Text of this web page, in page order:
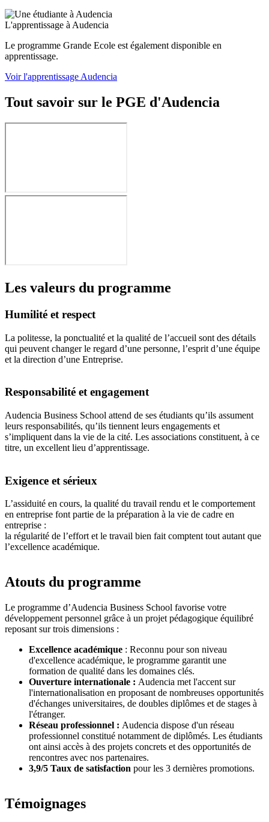
L'apprentissage à Audencia
Le programme Grande Ecole est également disponible en
apprentissage.
Voir l'apprentissage Audencia
Tout savoir sur le PGE d'Audencia
Les valeurs du programme
Humilité et respect
La politesse, la ponctualité et la qualité de l’accueil sont des détails
qui peuvent changer le regard d’une personne, l’esprit d’une équipe
et la direction d’une Entreprise.
Responsabilité et engagement
Audencia Business School attend de ses étudiants qu’ils assument
leurs responsabilités, qu’ils tiennent leurs engagements et
s’impliquent dans la vie de la cité. Les associations constituent, à ce
titre, un excellent lieu d’apprentissage.
Exigence et sérieux
L’assiduité en cours, la qualité du travail rendu et le comportement
en entreprise font partie de la préparation à la vie de cadre en
entreprise :
la régularité de l’effort et le travail bien fait comptent tout autant que
l’excellence académique.
Atouts du programme
Le programme d’Audencia Business School favorise votre
développement personnel grâce à un projet pédagogique équilibré
reposant sur trois dimensions :
Excellence académique : Reconnu pour son niveau
d'excellence académique, le programme garantit une
formation de qualité dans les domaines clés.
Ouverture internationale : Audencia met l'accent sur
l'internationalisation en proposant de nombreuses opportunités
d'échanges universitaires, de doubles diplômes et de stages à
l'étranger.
Réseau professionnel : Audencia dispose d'un réseau
professionnel constitué notamment de diplômés. Les étudiants
ont ainsi accès à des projets concrets et des opportunités de
rencontres avec nos partenaires.
3,9/5 Taux de satisfaction pour les 3 dernières promotions.
Témoignages